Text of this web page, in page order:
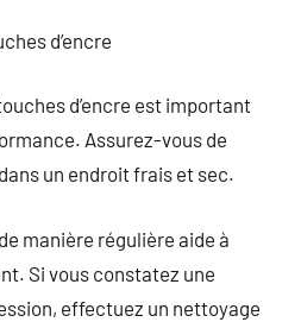
d’encre
d’encre est important
Assurez-vous de
un endroit frais et sec.
manière régulière aide à
Si vous constatez une
effectuez un nettoyage